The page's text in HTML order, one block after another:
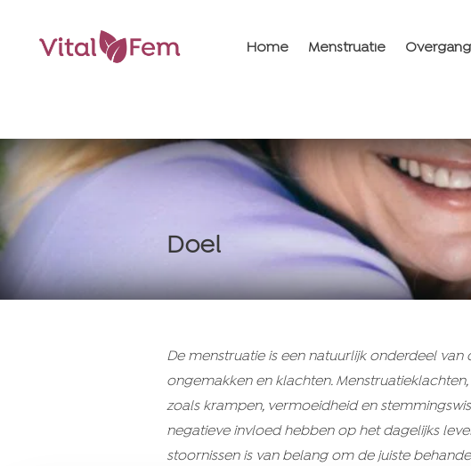
Home Menstruatie Overgang
Doel
De menstruatie is een natuurlijk onderdeel
ongemakken en klachten.
zoals krampen, vermoeidheid en
negatieve invloed hebben op het dagelijks
stoornissen is van belang om de juiste